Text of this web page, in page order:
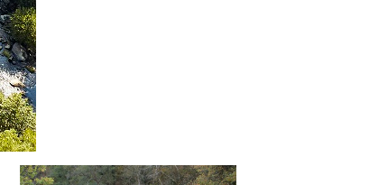
Amont de la filature